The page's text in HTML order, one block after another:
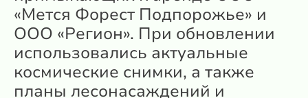
«Мется Форест Подпорожье» и
ООО «Регион». При обновлении
использовались актуальные
космические снимки, а также
планы лесонасаждений и